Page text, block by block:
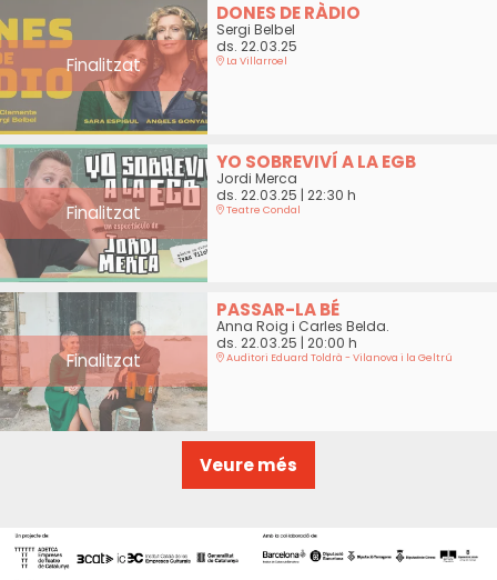
Finalitzat
DONES DE RÀDIO
Sergi Belbel
ds. 22.03.25
La Villarroel
Finalitzat
YO SOBREVIVÍ A LA EGB
Jordi Merca
ds. 22.03.25 | 22:30 h
Teatre Condal
Finalitzat
PASSAR-LA BÉ
Anna Roig i Carles Belda.
ds. 22.03.25 | 20:00 h
Auditori Eduard Toldrà - Vilanova i la Geltrú
Veure més